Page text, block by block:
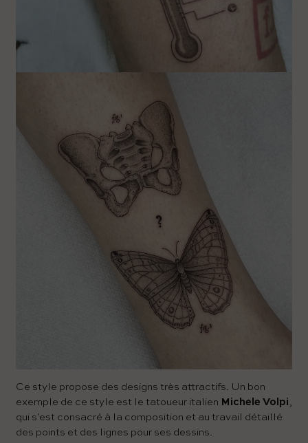
Ce style propose des designs très attractifs. Un bon
exemple de ce style est le tatoueur italien Michele Volpi ,
qui s'est consacré à la composition et au travail détaillé
des points et des lignes pour ses dessins.